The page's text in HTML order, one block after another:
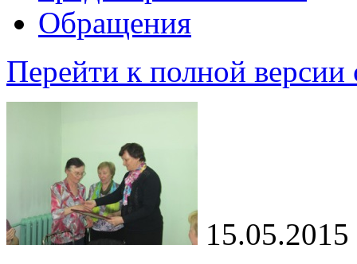
Обращения
Перейти к полной версии
15.05.2015